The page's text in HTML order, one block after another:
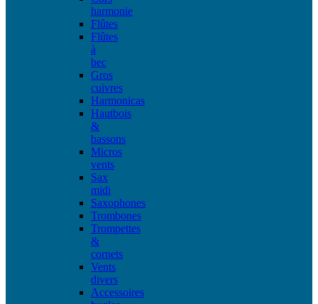
harmonie
Flûtes
Flûtes
à
bec
Gros
cuivres
Harmonicas
Hautbois
&
bassons
Micros
vents
Sax
midi
Saxophones
Trombones
Trompettes
&
cornets
Vents
divers
Accessoires